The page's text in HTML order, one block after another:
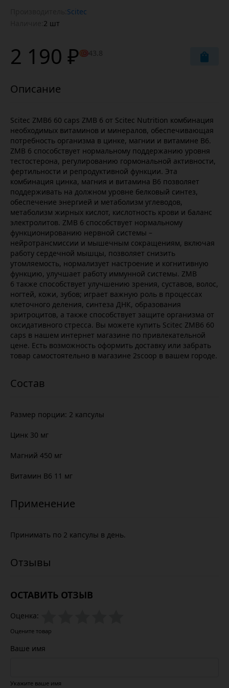
Scitec
2 шт
2 190 ₽ 43.8
Scitec ZMB6 60 caps ZMB 6 от Scitec Nutrition комбинация
необходимых витаминов и минералов, обеспечивающая
потребность организма в цинке, магнии и витамине В6.
ZMB 6 способствует нормальному поддержанию уровня
тестостерона, регулированию гормональной активности,
фертильности и репродуктивной функции. Эта
комбинация цинка, магния и витамина В6 позволяет
поддерживать на должном уровне белковый синтез,
обеспечение энергией и метаболизм углеводов,
метаболизм жирных кислот, кислотность крови и баланс
электролитов. ZMB 6 способствует нормальному
функционированию нервной системы –
нейротрансмиссии и мышечным сокращениям, включая
работу сердечной мышцы, позволяет снизить
утомляемость, нормализует настроение и когнитивную
функцию, улучшает работу иммунной системы. ZMB
6 также способствует улучшению зрения, суставов, волос,
ногтей, кожи, зубов; играет важную роль в процессах
клеточного деления, синтеза ДНК, образования
эритроцитов, а также способствует защите организма от
оксидативного стресса. Вы можете купить Scitec ZMB6 60
caps в нашем интернет магазине по привлекательной
цене. Есть возможность оформить доставку или забрать
товар самостоятельно в магазине 2scoop в вашем городе.
Размер порции: 2 капсулы
Цинк 30 мг
Магний 450 мг
Витамин В6 11 мг
Принимать по 2 капсулы в день.
ОСТАВИТЬ ОТЗЫВ
Оценка:
Оцените товар
Ваше имя
Укажите ваше имя